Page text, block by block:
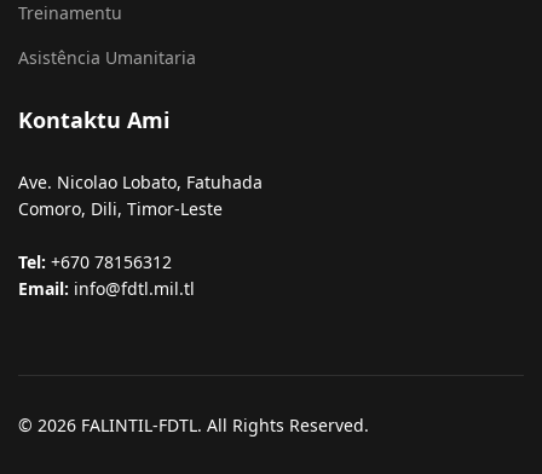
Treinamentu
Asistência Umanitaria
Kontaktu Ami
Ave. Nicolao Lobato, Fatuhada
Comoro, Dili, Timor-Leste
Tel: +670 78156312
Email: info@fdtl.mil.tl
© 2026 FALINTIL-FDTL. All Rights Reserved.